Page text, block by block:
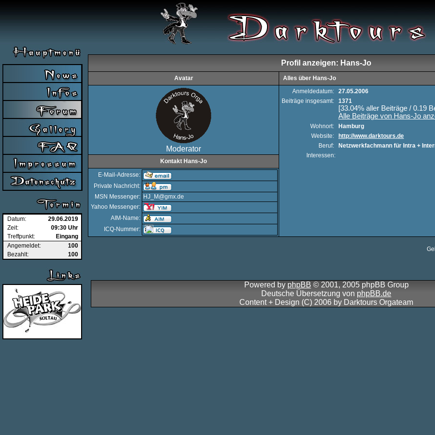
Datum:
29.06.2019
Zeit:
09:30 Uhr
Treffpunkt:
Eingang
Angemeldet:
100
Bezahlt:
100
Profil anzeigen: Hans-Jo
Avatar Alles über Hans-Jo
Moderator
Anmeldedatum:
27.05.2006
Beiträge insgesamt:
1371
[33.04% aller Beiträge / 0.19
Alle Beiträge von Hans-Jo
Wohnort:
Hamburg
Website:
http://www.darktours.de
Beruf:
Netzwerkfachmann für Intra +
Interessen:
Kontakt Hans-Jo
E-Mail-Adresse:
Private Nachricht:
MSN Messenger: HJ_M@gmx.de
Yahoo Messenger:
AIM-Name:
ICQ-Nummer:
Powered by phpBB © 2001, 2005 phpBB Group
Deutsche Übersetzung von phpBB.de
Content + Design (C) 2006 by Darktours Orgateam